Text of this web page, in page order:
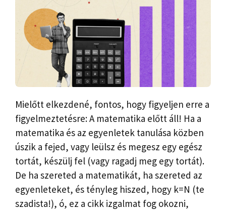
Mielőtt elkezdené, fontos, hogy figyeljen erre a
figyelmeztetésre: A matematika előtt áll! Ha a
matematika és az egyenletek tanulása közben
úszik a fejed, vagy leülsz és megesz egy egész
tortát, készülj fel (vagy ragadj meg egy tortát).
De ha szereted a matematikát, ha szereted az
egyenleteket, és tényleg hiszed, hogy k=N (te
szadista!), ó, ez a cikk izgalmat fog okozni,